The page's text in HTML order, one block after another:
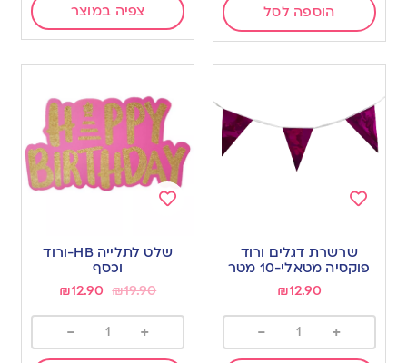
הוספה לסל צפיה במוצר
wishlist
שרשרת דגלים ורוד
פוקסיה מטאלי-10 מטר
₪12.90
+
-
to
שלט לתלייה HB-ורוד
וכסף
₪19.90
₪12.90
+
-